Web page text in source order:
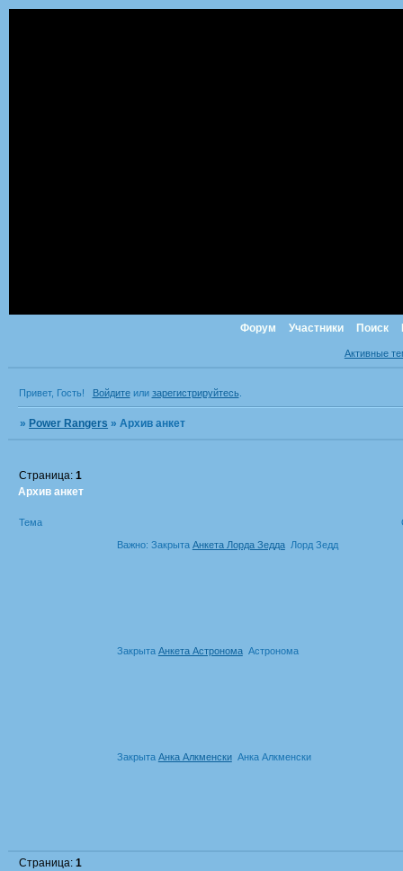
Форум Участники Поиск
Активные
Привет, Гость! Войдитеили зарегистрируйтесь.
»Power Rangers »Архив анкет
Архив анкет
Страница:1
Тема
Важно: Закрыта Анкета Лорда Зедда Лорд Зедд
Закрыта Анкета Астронома Астронома
Закрыта Анка Алкменски Анка Алкменски
Страница:1